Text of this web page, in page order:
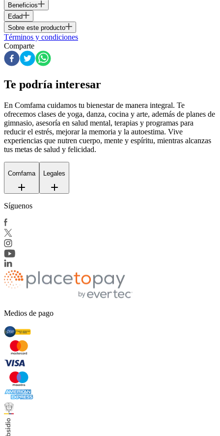
Beneficios
Edad
Sobre este producto
Términos y condiciones
Comparte
Te podría interesar
En Comfama cuidamos tu bienestar de manera integral. Te
ofrecemos clases de yoga, danza, cocina y arte, además de planes de
gimnasio, asesoría en salud mental, terapias y programas para
reducir el estrés, mejorar la memoria y la autoestima. Vive
experiencias que nutren cuerpo, mente y espíritu, mientras alcanzas
tus metas de salud y felicidad.
Comfama Legales
Síguenos
Medios de pago